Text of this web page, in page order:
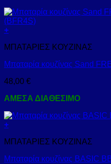
+
ΜΠΑΤΑΡΙΕΣ ΚΟΥΖΙΝΑΣ
Μπαταρία κουζίνας Sand
48,00 €
ΑΜΕΣΑ ΔΙΑΘΕΣΙΜΟ
+
ΜΠΑΤΑΡΙΕΣ ΚΟΥΖΙΝΑΣ
Μπαταρία κουζίνας BASIC